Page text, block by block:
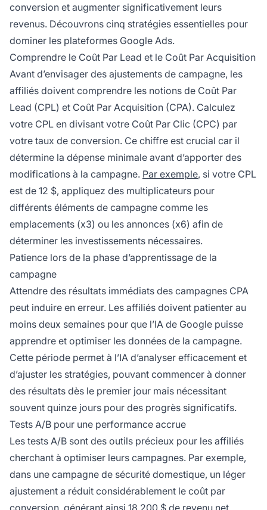
conversion et augmenter significativement leurs
revenus. Découvrons cinq stratégies essentielles pour
dominer les plateformes Google Ads.
Comprendre le Coût Par Lead et le Coût Par Acquisition
Avant d’envisager des ajustements de campagne, les
affiliés doivent comprendre les notions de Coût Par
Lead (CPL) et Coût Par Acquisition (CPA). Calculez
votre CPL en divisant votre Coût Par Clic (CPC) par
votre taux de conversion. Ce chiffre est crucial car il
détermine la dépense minimale avant d’apporter des
modifications à la campagne. Par exemple, si votre CPL
est de 12 $, appliquez des multiplicateurs pour
différents éléments de campagne comme les
emplacements (x3) ou les annonces (x6) afin de
déterminer les investissements nécessaires.
Patience lors de la phase d’apprentissage de la
campagne
Attendre des résultats immédiats des campagnes CPA
peut induire en erreur. Les affiliés doivent patienter au
moins deux semaines pour que l’IA de Google puisse
apprendre et optimiser les données de la campagne.
Cette période permet à l’IA d’analyser efficacement et
d’ajuster les stratégies, pouvant commencer à donner
des résultats dès le premier jour mais nécessitant
souvent quinze jours pour des progrès significatifs.
Tests A/B pour une performance accrue
Les tests A/B sont des outils précieux pour les affiliés
cherchant à optimiser leurs campagnes. Par exemple,
dans une campagne de sécurité domestique, un léger
ajustement a réduit considérablement le coût par
conversion, générant ainsi 18 200 $ de revenu net